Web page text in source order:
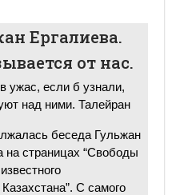
Ергалиева.
от нас.
если б узнали,
над ними. Талейран
беседа Гульжан
на страницах “Свободы
С самого